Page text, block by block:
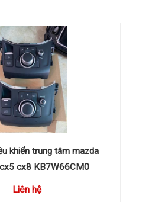
khiển trung tâm mazda
cx8 KB7W66CM0
Liên hệ